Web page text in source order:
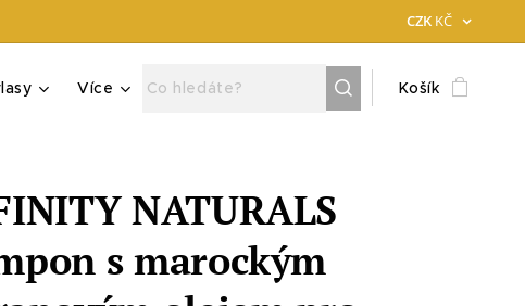
CZK KČ
Více Košík
NATURALS
s marockým